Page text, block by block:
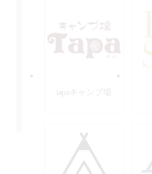
tapaキャンプ場